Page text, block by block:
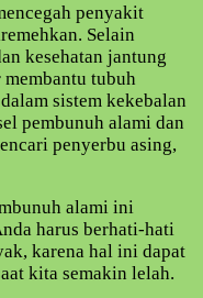
penyakit
Selain
kesehatan jantung
tubuh
sistem kekebalan
pembunuh alami dan
penyerbu asing,
alami ini
harus berhati-hati
karena hal ini dapat
kita semakin lelah.